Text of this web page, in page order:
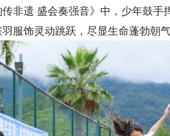
非遗·盛会奏强音》中，少年鼓手
服饰灵动跳跃，尽显生命蓬勃朝气